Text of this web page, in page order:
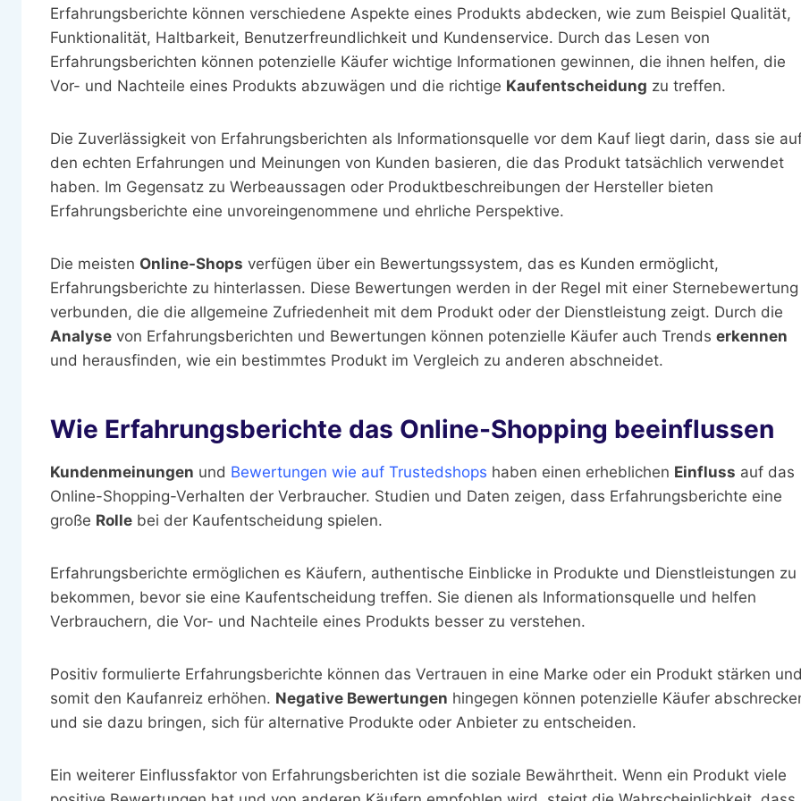
Erfahrungsberichte können verschiedene Aspekte eines Produkts abdecken, wie zum Beispiel Qualität,
Funktionalität, Haltbarkeit, Benutzerfreundlichkeit und Kundenservice. Durch das Lesen von
Erfahrungsberichten können potenzielle Käufer wichtige Informationen gewinnen, die ihnen helfen, die
Vor- und Nachteile eines Produkts abzuwägen und die richtige Kaufentscheidung zu treffen.
Die Zuverlässigkeit von Erfahrungsberichten als Informationsquelle vor dem Kauf liegt darin, dass sie
den echten Erfahrungen und Meinungen von Kunden basieren, die das Produkt tatsächlich verwendet
haben. Im Gegensatz zu Werbeaussagen oder Produktbeschreibungen der Hersteller bieten
Erfahrungsberichte eine unvoreingenommene und ehrliche Perspektive.
Die meisten Online-Shops verfügen über ein Bewertungssystem, das es Kunden ermöglicht,
Erfahrungsberichte zu hinterlassen. Diese Bewertungen werden in der Regel mit einer Sternebewertung
verbunden, die die allgemeine Zufriedenheit mit dem Produkt oder der Dienstleistung zeigt. Durch die
Analyse von Erfahrungsberichten und Bewertungen können potenzielle Käufer auch Trends erkennen
und herausfinden, wie ein bestimmtes Produkt im Vergleich zu anderen abschneidet.
Wie Erfahrungsberichte das Online-Shopping beeinflussen
Kundenmeinungen und Bewertungen wie auf Trustedshops haben einen erheblichen Einfluss auf das
Online-Shopping-Verhalten der Verbraucher. Studien und Daten zeigen, dass Erfahrungsberichte eine
große Rolle bei der Kaufentscheidung spielen.
Erfahrungsberichte ermöglichen es Käufern, authentische Einblicke in Produkte und Dienstleistungen zu
bekommen, bevor sie eine Kaufentscheidung treffen. Sie dienen als Informationsquelle und helfen
Verbrauchern, die Vor- und Nachteile eines Produkts besser zu verstehen.
Positiv formulierte Erfahrungsberichte können das Vertrauen in eine Marke oder ein Produkt stärken
somit den Kaufanreiz erhöhen. Negative Bewertungen hingegen können potenzielle Käufer
und sie dazu bringen, sich für alternative Produkte oder Anbieter zu entscheiden.
Ein weiterer Einflussfaktor von Erfahrungsberichten ist die soziale Bewährtheit. Wenn ein Produkt viele